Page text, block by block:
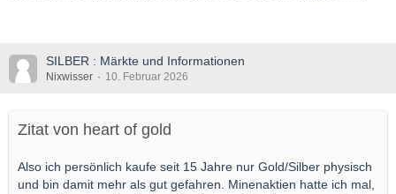
SILBER : Märkte und Informationen
Nixwisser 10. Februar 2026
Zitat von heart of gold
Also ich persönlich kaufe seit 15 Jahre nur Gold/Silber physisch
und bin damit mehr als gut gefahren. Minenaktien hatte ich mal,